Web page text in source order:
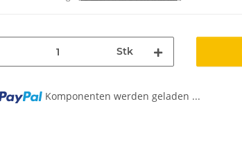
Stk
Komponenten werden geladen ...